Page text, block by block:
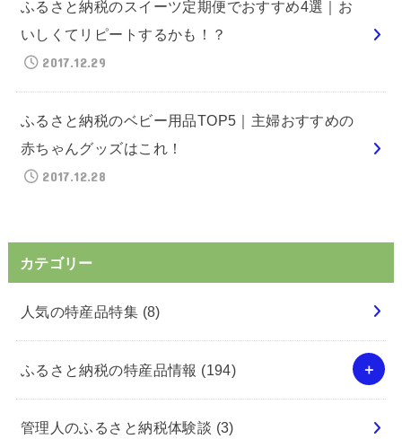
ふるさと納税のスイーツ定期便でおすすめ4選｜お
いしくてリピートするかも！？
2017.12.29
ふるさと納税のベビー用品TOP5｜主婦おすすめの
赤ちゃんグッズはこれ！
2017.12.28
カテゴリー
人気の特産品特集 (8)
ふるさと納税の特産品情報 (194)
管理人のふるさと納税体験談 (3)